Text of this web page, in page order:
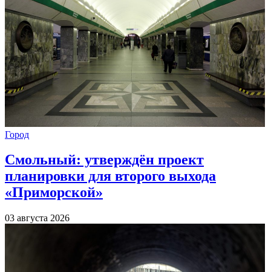
Город
Смольный: утверждён проект
планировки для второго выхода
«Приморской»
03 августа 2026